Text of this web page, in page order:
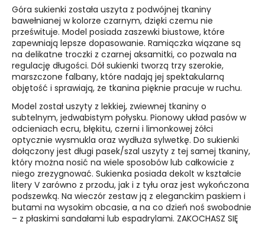
Góra sukienki została uszyta z podwójnej tkaniny
bawełnianej w kolorze czarnym, dzięki czemu nie
prześwituje. Model posiada zaszewki biustowe, które
zapewniają lepsze dopasowanie. Ramiączka wiązane są
na delikatne troczki z czarnej aksamitki, co pozwala na
regulację długości. Dół sukienki tworzą trzy szerokie,
marszczone falbany, które nadają jej spektakularną
objętość i sprawiają, że tkanina pięknie pracuje w ruchu.
Model został uszyty z lekkiej, zwiewnej tkaniny o
subtelnym, jedwabistym połysku. Pionowy układ pasów w
odcieniach ecru, błękitu, czerni i limonkowej żółci
optycznie wysmukla oraz wydłuża sylwetkę. Do sukienki
dołączony jest długi pasek/szal uszyty z tej samej tkaniny,
który można nosić na wiele sposobów lub całkowicie z
niego zrezygnować. Sukienka posiada dekolt w kształcie
litery V zarówno z przodu, jak i z tyłu oraz jest wykończona
podszewką. Na wieczór zestaw ją z eleganckim paskiem i
butami na wysokim obcasie, a na co dzień noś swobodnie
– z płaskimi sandałami lub espadrylami. ZAKOCHASZ SIĘ